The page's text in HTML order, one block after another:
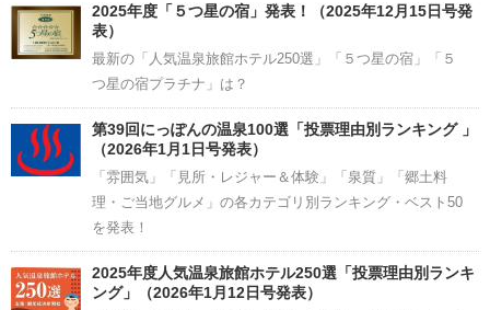
2025年度「５つ星の宿」発表！（2025年12月15日号発
表）
最新の「人気温泉旅館ホテル250選」「５つ星の宿」「５
つ星の宿プラチナ」は？
第39回にっぽんの温泉100選「投票理由別ランキング 」
（2026年1月1日号発表）
「雰囲気」「見所・レジャー＆体験」「泉質」「郷土料
理・ご当地グルメ」の各カテゴリ別ランキング・ベスト50
を発表！
2025年度人気温泉旅館ホテル250選「投票理由別ランキ
ング」（2026年1月12日号発表）